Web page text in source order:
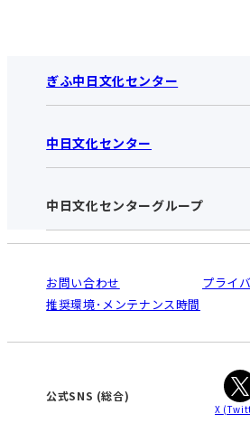
ぎふ中日文化センター
ぎふ中日文化センター
お知らせ
アクセス･営業時間
お申し込みの流れ
入会と受講のご案内
中日文化センター
中日文化センターHOME
中日文化センターとは
受講規約・会員特典
ご利用ガイド
オンライン講座受講の手順
WEBサイトのよくある質問
中日文化センターグループ
南大高
犬山
高蔵寺
大垣
津
お問い合わせ
プライ
推奨環境･メンテナンス時間
公式SNS (総合)
X